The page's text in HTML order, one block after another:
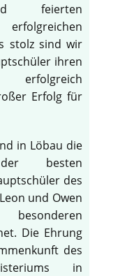
feierten
stolz sind wir
ihren
erfolgreich
Erfolg für
in Löbau die
besten
des
und Owen
Die Ehrung
des
in